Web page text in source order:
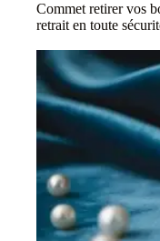
Commet retirer vos
retrait en toute